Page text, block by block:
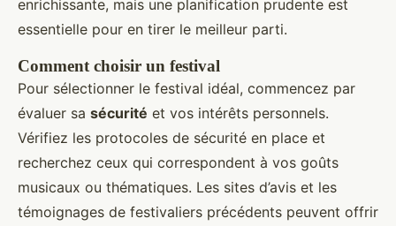
enrichissante, mais une planification prudente est
essentielle pour en tirer le meilleur parti.
Comment choisir un festival
Pour sélectionner le festival idéal, commencez par
évaluer sa sécurité et vos intérêts personnels.
Vérifiez les protocoles de sécurité en place et
recherchez ceux qui correspondent à vos goûts
musicaux ou thématiques. Les sites d’avis et les
témoignages de festivaliers précédents peuvent offrir